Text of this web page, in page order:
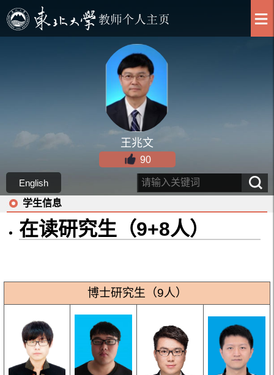
王兆文
90
English
学生信息
在读研究生（9+8人）
博士研究生（9人）